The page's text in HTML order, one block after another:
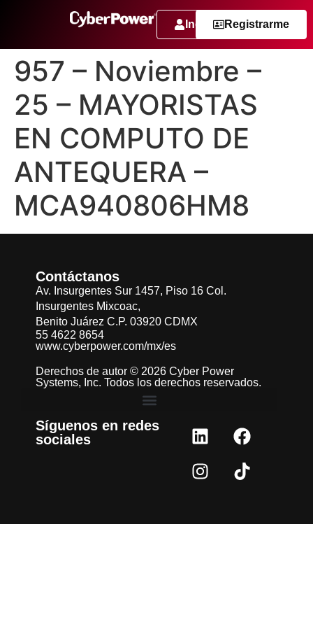
IngresarRegistrarme
957 – Noviembre –
25 – MAYORISTAS
EN COMPUTO DE
ANTEQUERA –
MCA940806HM8
Contáctanos
Av. Insurgentes Sur 1457, Piso 16 Col.
Insurgentes Mixcoac,
Benito Juárez C.P. 03920 CDMX
55 4622 8654
www.cyberpower.com/mx/es
Derechos de autor © 2026 Cyber Power
Systems, Inc. Todos los derechos reservados.
Síguenos en redes
sociales